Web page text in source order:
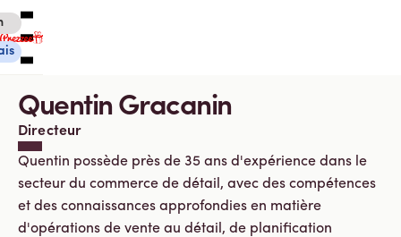
Cartes-cadeaux électroniques Canadiennes
Cartes-cadeaux électroniques internationales
Service à la clientèle
Quentin Gracanin
Directeur
Quentin possède près de 35 ans d'expérience dans le
secteur du commerce de détail, avec des compétences
et des connaissances approfondies en matière
d'opérations de vente au détail, de planification